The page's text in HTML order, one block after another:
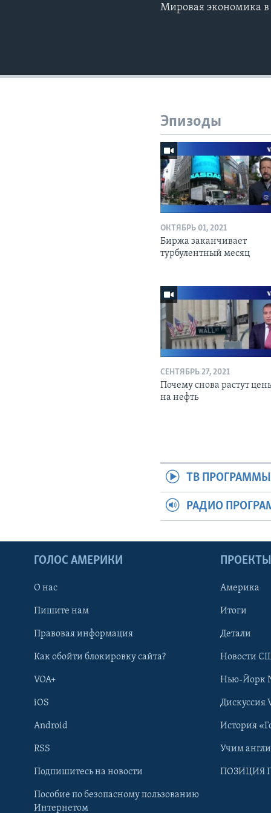
Learning English
Мировая экономика
Эпизоды
ОКТЯБРЬ 01, 2021
Биржа заканчивает
турбулентный месяц
СЕНТЯБРЬ 27, 2021
Почему снова растут
на нефть
ТВ ПРОГРАММЫ
РАДИО
ГОЛОС АМЕРИКИ
О нас
Пишите нам
Правовая информация
Как обойти блокировку сайта?
VOA+
iOS
Android
RSS
Подпишитесь на новости
Пособие по безопасному пользованию
Интернетом
ПРОЕКТЫ
Америка
Итоги
Детали
Новости
Нью-Йорк
Дискуссия
История
Учим
ПОЗИЦИЯ